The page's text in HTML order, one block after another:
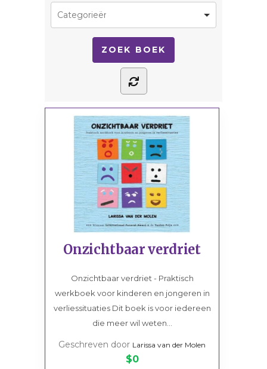
Onzichtbaar verdriet
Onzichtbaar verdriet - Praktisch
werkboek voor kinderen en jongeren in
verliessituaties Dit boek is voor iedereen
die meer wil weten...
Geschreven door Larissa van der Molen
$0